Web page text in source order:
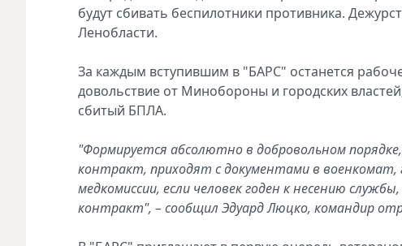
будут сбивать беспилотники противника.
Ленобласти.
За каждым вступившим в "БАРС" останется
довольствие от Минобороны и городских
сбитый БПЛА.
"Формируется абсолютно в добровольном
контракт, приходят с документами в военкомат,
медкомиссии, если человек годен к несению
контракт", – сообщил Эдуард Люцко, командир